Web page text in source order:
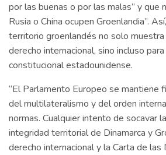
por las buenas o por las malas” y que
Rusia o China ocupen Groenlandia”.
territorio groenlandés no solo muestra
derecho internacional, sino incluso
constitucional estadounidense.
“El Parlamento Europeo se mantiene
del multilateralismo y del orden
normas. Cualquier intento de socavar
integridad territorial de Dinamarca y
derecho internacional y la Carta de las